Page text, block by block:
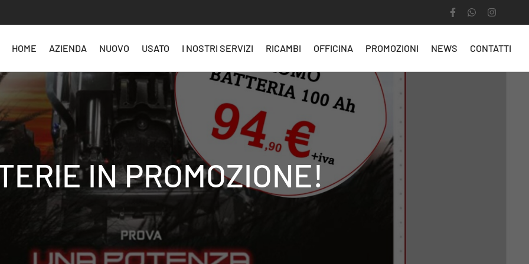
HOME AZIENDA NUOVO USATO I NOSTRI SERVIZI RICAMBI OFFICINA PROMOZIONI NEWS CONTATTI
IN PROMOZIONE!